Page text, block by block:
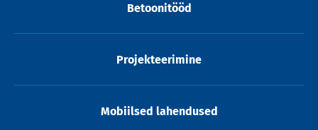
Betoonitööd
Projekteerimine
Mobiilsed lahendused